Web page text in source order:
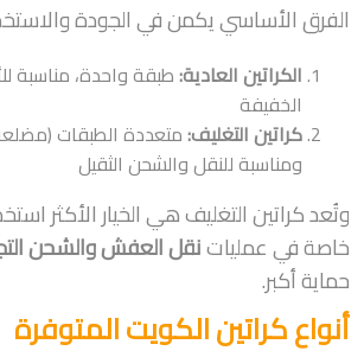
الفرق الأساسي يكمن في الجودة
الكراتين العادية:طبقة واحدة، مناسبة
الخفيفة
كراتين التغليف:متعددة الطبقات
ومناسبة للنقل والشحن الثقيل
وتُعد كراتين التغليف هي الخيار الأكثر
خاصة في عملياتنقل العفش والشحن
حماية أكبر.
أنواع كراتين الكويت المتوفرة